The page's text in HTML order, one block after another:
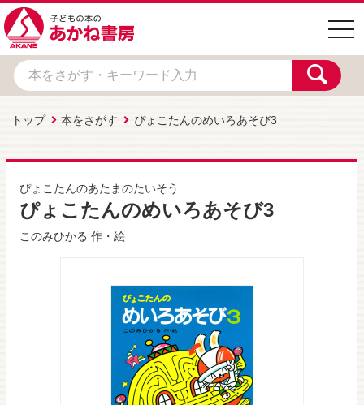
トップ 本をさがす ぴょこたんのめいろあそび3
ぴょこたんのあたまのたいそう
ぴょこたんのめいろあそび3
このみひかる 作・絵